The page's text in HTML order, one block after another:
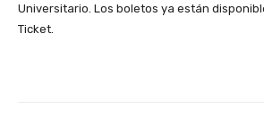
Universitario. Los boletos ya están
Ticket.